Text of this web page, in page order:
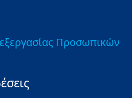
Προσωπικών